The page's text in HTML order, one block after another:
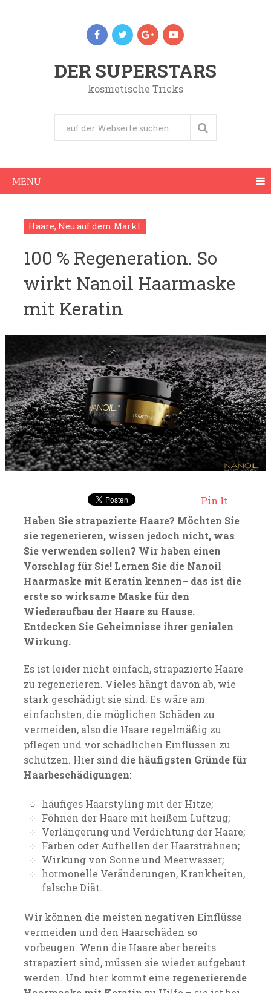
DER SUPERSTARS
kosmetische Tricks
MENU
Haare, Neu auf dem Markt
100 % Regeneration. So
wirkt Nanoil Haarmaske
mit Keratin
Pin It
Haben Sie strapazierte Haare? Möchten Sie
sie regenerieren, wissen jedoch nicht, was
Sie verwenden sollen? Wir haben einen
Vorschlag für Sie! Lernen Sie die Nanoil
Haarmaske mit Keratin kennen– das ist die
erste so wirksame Maske für den
Wiederaufbau der Haare zu Hause.
Entdecken Sie Geheimnisse ihrer genialen
Wirkung.
Es ist leider nicht einfach, strapazierte Haare
zu regenerieren. Vieles hängt davon ab, wie
stark geschädigt sie sind. Es wäre am
einfachsten, die möglichen Schäden zu
vermeiden, also die Haare regelmäßig zu
pflegen und vor schädlichen Einflüssen zu
schützen. Hier sind die häufigsten Gründe für
Haarbeschädigungen:
häufiges Haarstyling mit der Hitze;
Föhnen der Haare mit heißem Luftzug;
Verlängerung und Verdichtung der Haare;
Färben oder Aufhellen der Haarsträhnen;
Wirkung von Sonne und Meerwasser;
hormonelle Veränderungen, Krankheiten,
falsche Diät.
Wir können die meisten negativen Einflüsse
vermeiden und den Haarschäden so
vorbeugen. Wenn die Haare aber bereits
strapaziert sind, müssen sie wieder aufgebaut
werden. Und hier kommt eine regenerierende